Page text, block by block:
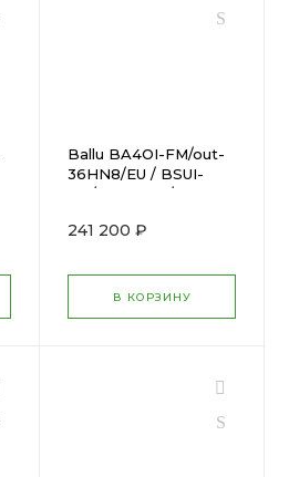
Ballu BA4OI-FM/out-
36HN8/EU / BSUI-
FM/in-07HN8/EUx4
241 200 ₽
В КОРЗИНУ